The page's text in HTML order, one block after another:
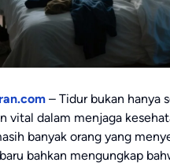
– Tidur bukan hanya
vital dalam menjaga
banyak orang yang
bahkan mengungkap